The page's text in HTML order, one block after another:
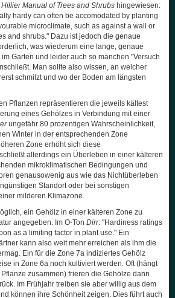
Hillier Manual of Trees and Shrubs hingewiesen:
hardy can often be accomodated by planting
microclimate, such as against a wall or
and shrubs." Dazu ist jedoch die genaue
was wiederum eine lange, genaue
Garten und leider auch so manchen "Versuch
Man sollte also wissen, an welcher
schmilzt und wo der Boden am längsten
Pflanzen repräsentieren die jeweils kältest
eines Gehölzes in Verbindung mit einer
ungefähr 80 prozentigen Wahrscheinlichkeit,
Winter in der entsprechenden Zone
Zone erhöht sich diese
allerdings ein Überleben in einer kälteren
mikroklimatischen Bedingungen und
genausowenig aus wie das Nichtüberleben
Standort oder bei sonstigen
milderen Klimazone.
ein Gehölz in einer kälteren Zone zu
angegeben. Im O-Ton Dirr: "Hardiness ratings
as a limiting factor in plant use." Ein
kann also weit mehr erreichen als ihm die
Ein für die Zone 7a indiziertes Gehölz
in Zone 6a noch kultiviert werden. Oft (hängt
zusammen) frieren die Gehölze dann
Im Frühjahr treiben sie aber willig aus dem
können ihre Schönheit zeigen. Dies führt auch